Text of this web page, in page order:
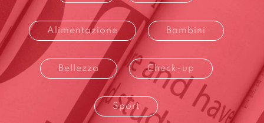
Alimentazione Bambini
Bellezza Check-up
Sport